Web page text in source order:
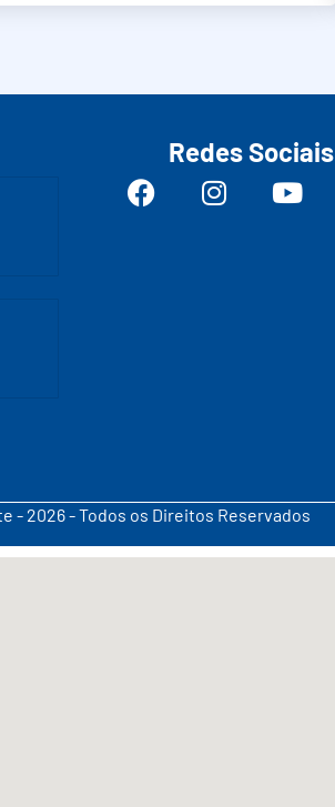
Redes Sociais
- 2026 - Todos os Direitos Reservados